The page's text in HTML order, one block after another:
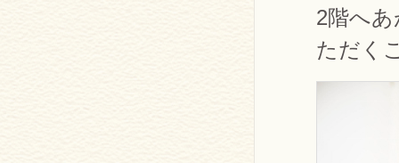
2階へ
ただく